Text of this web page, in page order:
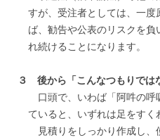
すが、受注者としては、一度
ば、勧告や公表のリスクを
れ続けることになります。
３ 後から「こんなつもりでは
口頭で、いわば「阿吽の呼
ていると、いずれは足をすく
見積りをしっかり作成し、